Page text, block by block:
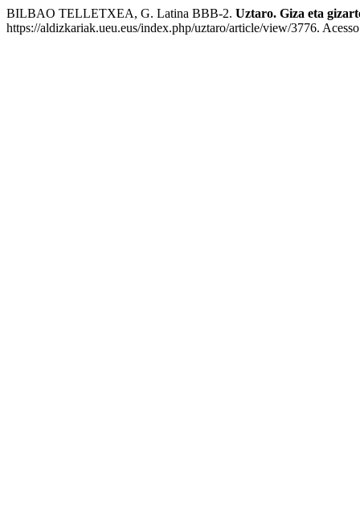
BILBAO TELLETXEA, G. Latina BBB-2. Uztaro. Giza eta
https://aldizkariak.ueu.eus/index.php/uztaro/article/view/3776.